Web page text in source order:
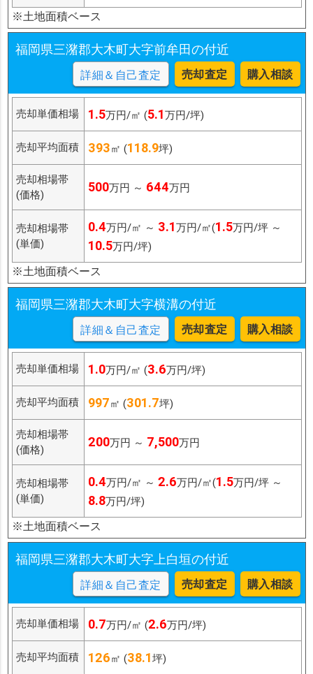
※土地面積ベース
福岡県三潴郡大木町大字前牟田の付近
詳細＆自己査定 売却査定 購入相談
売却単価相場 1.5万円/㎡ (5.1万円/坪)
売却平均面積 393㎡ (118.9坪)
売却相場帯
(価格)
500万円 ～ 644万円
売却相場帯
(単価)
0.4万円/㎡ ～ 3.1万円/㎡(1.5万円/坪 ～
10.5万円/坪)
※土地面積ベース
福岡県三潴郡大木町大字横溝の付近
詳細＆自己査定 売却査定 購入相談
売却単価相場 1.0万円/㎡ (3.6万円/坪)
売却平均面積 997㎡ (301.7坪)
売却相場帯
(価格)
200万円 ～ 7,500万円
売却相場帯
(単価)
0.4万円/㎡ ～ 2.6万円/㎡(1.5万円/坪 ～
8.8万円/坪)
※土地面積ベース
福岡県三潴郡大木町大字上白垣の付近
詳細＆自己査定 売却査定 購入相談
売却単価相場 0.7万円/㎡ (2.6万円/坪)
売却平均面積 126㎡ (38.1坪)